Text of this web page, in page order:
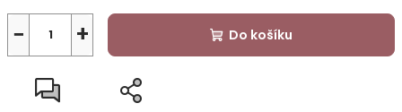
+
− Do košíku